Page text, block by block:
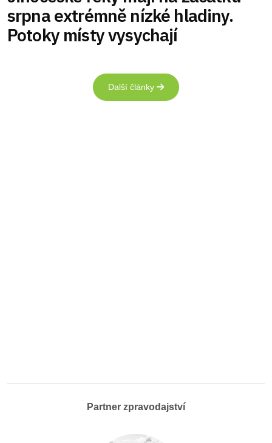
srpna extrémně nízké hladiny.
Potoky místy vysychají
Další články
Partner zpravodajství